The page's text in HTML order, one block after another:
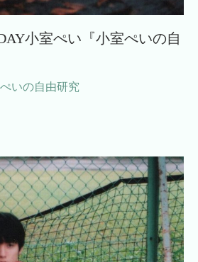
小室ぺい『小室ぺいの自
いの自由研究